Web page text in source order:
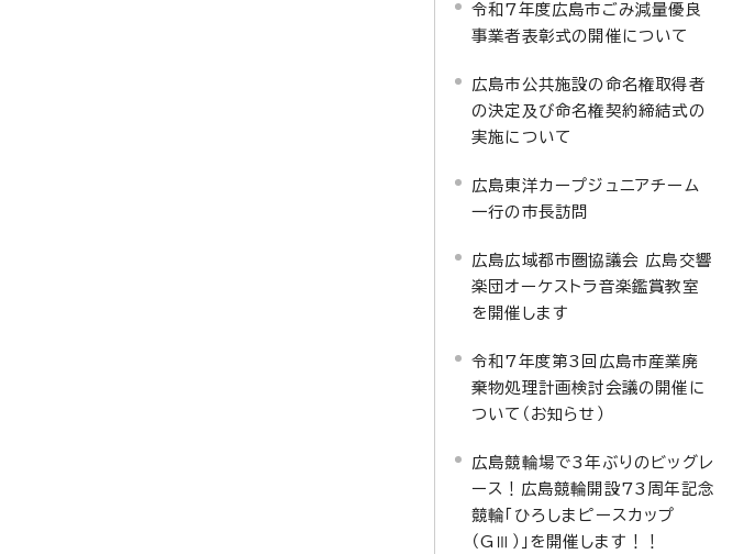
令和7年度広島市ごみ減量優良
事業者表彰式の開催について
広島市公共施設の命名権取得者
の決定及び命名権契約締結式の
実施について
広島東洋カープジュニアチーム
一行の市長訪問
広島広域都市圏協議会 広島交響
楽団オーケストラ音楽鑑賞教室
を開催します
令和7年度第3回広島市産業廃
棄物処理計画検討会議の開催に
ついて（お知らせ）
広島競輪場で3年ぶりのビッグレ
ース！広島競輪開設73周年記念
競輪「ひろしまピースカップ
（GⅢ）」を開催します！！